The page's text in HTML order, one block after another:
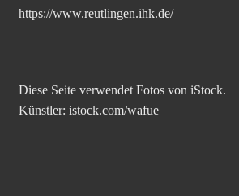
https://www.reutlingen.ihk.de/
Diese Seite verwendet Fotos von iStock.
Künstler: istock.com/wafue